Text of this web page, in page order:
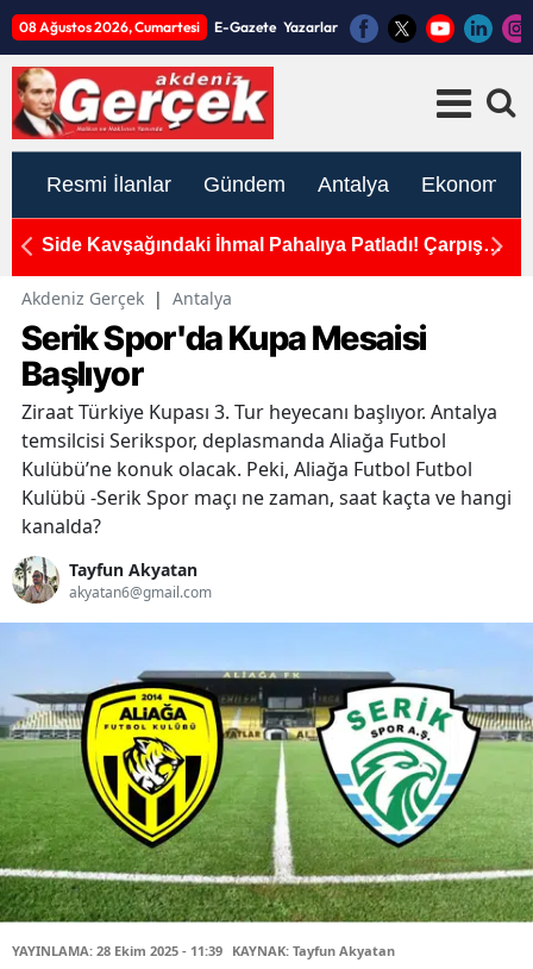
08 Ağustos 2026, Cumartesi E-Gazete Yazarlar
Resmi İlanlar Gündem Antalya Ekonomi
Side Kavşağındaki İhmal Pahalıya Patladı! Çarpışma
Akdeniz Gerçek | Antalya
Serik Spor'da Kupa Mesaisi
Başlıyor
Ziraat Türkiye Kupası 3. Tur heyecanı başlıyor. Antalya
temsilcisi Serikspor, deplasmanda Aliağa Futbol
Kulübü’ne konuk olacak. Peki, Aliağa Futbol Futbol
Kulübü -Serik Spor maçı ne zaman, saat kaçta ve hangi
kanalda?
Tayfun Akyatan
akyatan6@gmail.com
YAYINLAMA: 28 Ekim 2025 - 11:39 KAYNAK: Tayfun Akyatan